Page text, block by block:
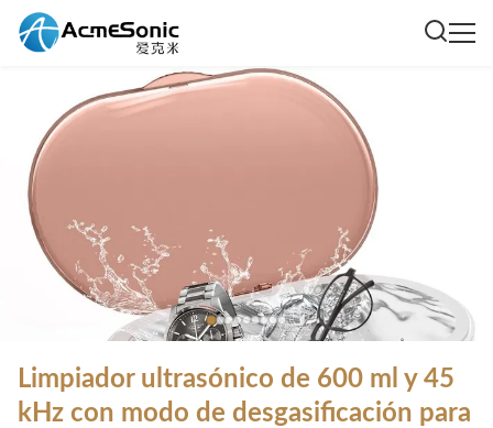
Limpiador ultrasónico de 600 ml y 45
kHz con modo de desgasificación para